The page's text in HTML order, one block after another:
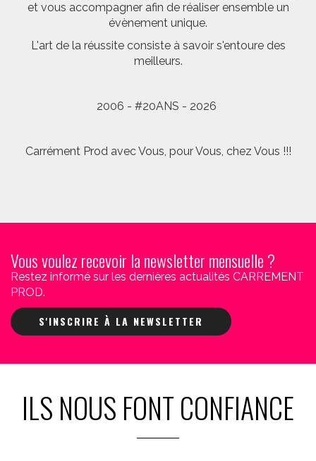
et vous accompagner afin de réaliser ensemble un
évènement unique.
L'art de la réussite consiste à savoir s'entoure des
meilleurs.
2006 - #20ANS - 2026
Carrément Prod avec Vous, pour Vous, chez Vous !!!
Vous voulez recevoir la newsletter mensuelle ?
Restez informé sur les dernières actualités CARREMENT
PROD.
S'INSCRIRE À LA NEWSLETTER
ILS NOUS FONT CONFIANCE